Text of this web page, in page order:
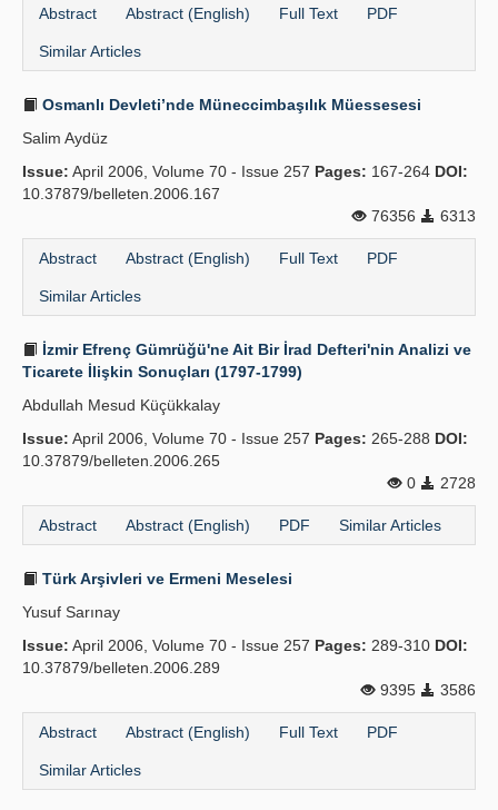
Abstract Abstract (English) Full Text PDF
Similar Articles
Osmanlı Devleti’nde Müneccimbaşılık Müessesesi
Salim Aydüz
Issue: April 2006, Volume 70 - Issue 257 Pages: 167-264 DOI:
10.37879/belleten.2006.167
76356
6313
Abstract Abstract (English) Full Text PDF
Similar Articles
İzmir Efrenç Gümrüğü'ne Ait Bir İrad Defteri'nin Analizi ve
Ticarete İlişkin Sonuçları (1797-1799)
Abdullah Mesud Küçükkalay
Issue: April 2006, Volume 70 - Issue 257 Pages: 265-288 DOI:
10.37879/belleten.2006.265
0
2728
Abstract Abstract (English) PDF Similar Articles
Türk Arşivleri ve Ermeni Meselesi
Yusuf Sarınay
Issue: April 2006, Volume 70 - Issue 257 Pages: 289-310 DOI:
10.37879/belleten.2006.289
9395
3586
Abstract Abstract (English) Full Text PDF
Similar Articles